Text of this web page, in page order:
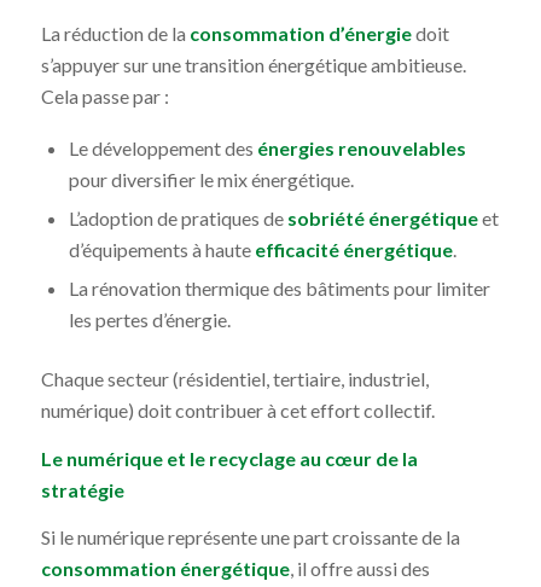
La réduction de la consommation d’énergiedoit
s’appuyer sur une transition énergétique ambitieuse.
Cela passe par :
Le développement des énergies renouvelables
pour diversifier le mix énergétique.
L’adoption de pratiques de sobriété énergétiqueet
d’équipements à haute efficacité énergétique.
La rénovation thermique des bâtiments pour limiter
les pertes d’énergie.
Chaque secteur (résidentiel, tertiaire, industriel,
numérique) doit contribuer à cet effort collectif.
Le numérique et le recyclage au cœur de la
stratégie
Si le numérique représente une part croissante de la
consommation énergétique, il offre aussi des